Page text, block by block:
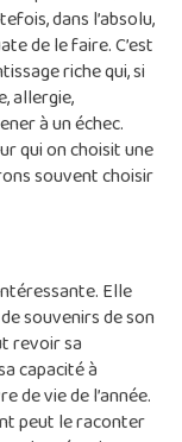
dans l’absolu,
de le faire. C’est
riche qui, si
allergie,
à un échec.
qui on choisit une
souvent choisir
Elle
souvenirs de son
revoir sa
capacité à
de vie de l’année.
peut le raconter